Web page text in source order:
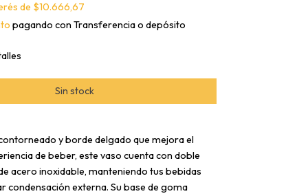
de $10.666,67
pagando con Transferencia o depósito
y borde delgado que mejora el
de beber, este vaso cuenta con doble
acero inoxidable, manteniendo tus bebidas
condensación externa. Su base de goma